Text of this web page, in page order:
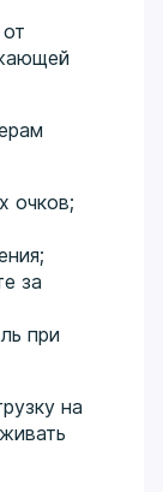
очков;
за
при
на